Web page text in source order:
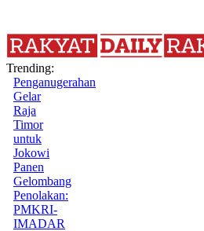
Trending:
Penganugerahan
Gelar
Raja
Timor
untuk
Jokowi
Panen
Gelombang
Penolakan:
PMKRI-
IMADAR